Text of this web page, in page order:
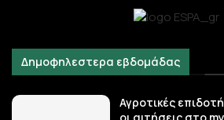
Δημοφηλεστερα εβδομάδας
Αγροτικές